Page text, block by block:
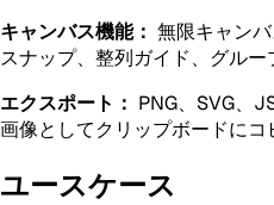
キャンバス機能： 無限キャン
スナップ、整列ガイド、グルー
エクスポート： PNG、SVG、
画像としてクリップボードにコ
ユースケース